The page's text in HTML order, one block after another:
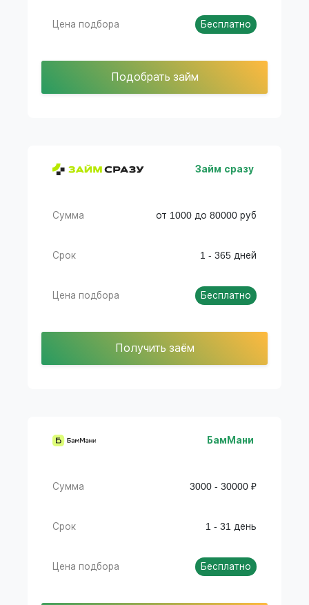
Цена подбора Бесплатно
Подобрать займ
Займ сразу
Сумма от 1000 до 80000 руб
Срок 1 - 365 дней
Цена подбора Бесплатно
Получить заём
БамМани
Сумма 3000 - 30000 ₽
Срок 1 - 31 день
Цена подбора Бесплатно